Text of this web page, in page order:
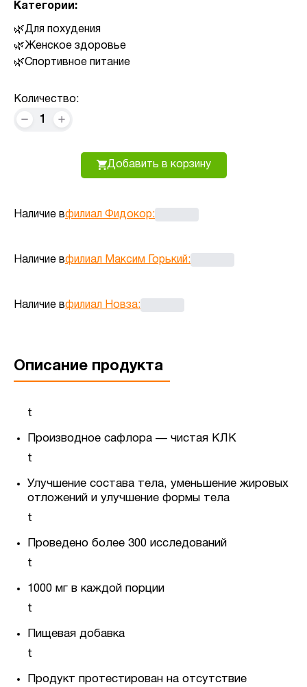
Категории:
Для похудения
Женское здоровье
Спортивное питание
Количество:
1
Добавить в корзину
Наличие вфилиал Фидокор:
Наличие вфилиал Максим Горький:
Наличие вфилиал Новза:
Описание продукта
t
Производное сафлора — чистая КЛК
t
Улучшение состава тела, уменьшение жировых
отложений и улучшение формы тела
t
Проведено более 300 исследований
t
1000 мг в каждой порции
t
Пищевая добавка
t
Продукт протестирован на отсутствие